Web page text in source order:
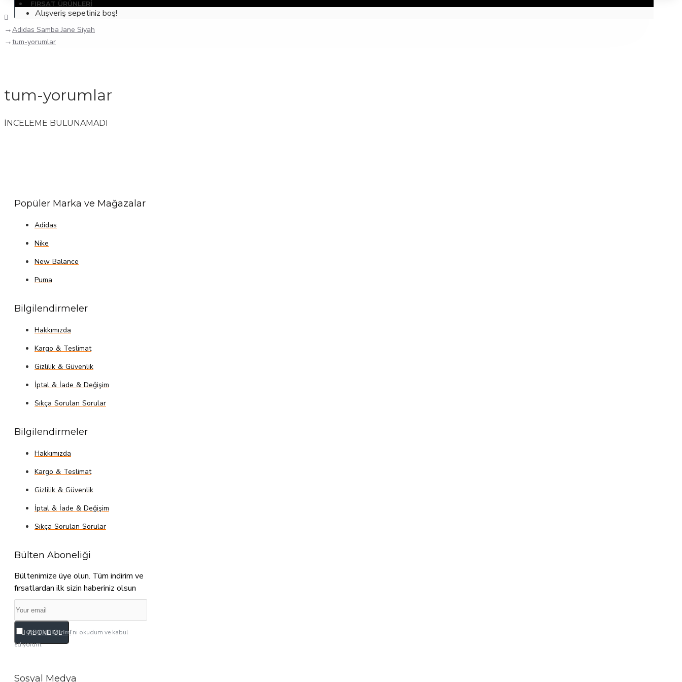
Alışveriş sepetiniz boş!
FIRSAT ÜRÜNLERI
Adidas Samba Jane Siyah
tum-yorumlar
tum-yorumlar
İNCELEME BULUNAMADI
Popüler Marka ve Mağazalar
Adidas
Nike
New Balance
Puma
Bilgilendirmeler
Hakkımızda
Kargo & Teslimat
Gizlilik & Güvenlik
İptal & İade & Değişim
Sıkça Sorulan Sorular
Bilgilendirmeler
Hakkımızda
Kargo & Teslimat
Gizlilik & Güvenlik
İptal & İade & Değişim
Sıkça Sorulan Sorular
Bülten Aboneliği
Bültenimize üye olun. Tüm indirim ve
fırsatlardan ilk sizin haberiniz olsun
ABONE OL
Gizlilik Bildirimi'ni okudum ve kabul
ediyorum.
Sosyal Medya